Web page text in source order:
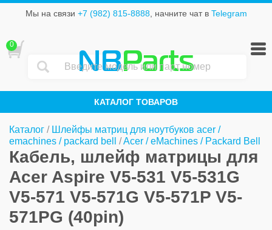
Мы на связи +7 (982) 815-8888, начните чат в Telegram
NBParts
КАТАЛОГ ТОВАРОВ
0
Каталог / Шлейфы матриц для ноутбуков acer /
emachines / packard bell
/Acer / eMachines / Packard Bell
Кабель, шлейф матрицы для
Acer Aspire V5-531 V5-531G
V5-571 V5-571G V5-571P V5-
571PG (40pin)